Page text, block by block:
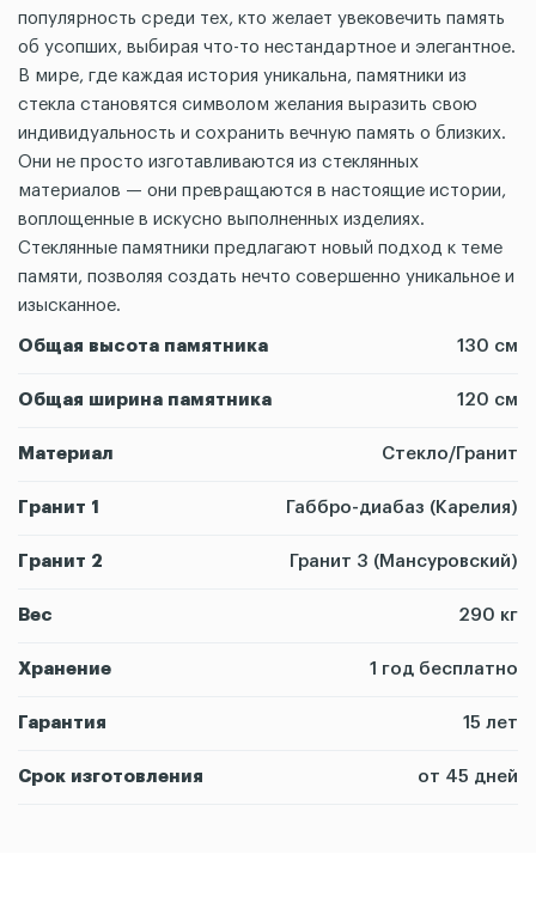
популярность среди тех, кто желает увековечить память
об усопших, выбирая что-то нестандартное и элегантное.
В мире, где каждая история уникальна, памятники из
стекла становятся символом желания выразить свою
индивидуальность и сохранить вечную память о близких.
Они не просто изготавливаются из стеклянных
материалов — они превращаются в настоящие истории,
воплощенные в искусно выполненных изделиях.
Стеклянные памятники предлагают новый подход к теме
памяти, позволяя создать нечто совершенно уникальное и
изысканное.
Общая высота памятника 130 см
Общая ширина памятника 120 см
Материал Стекло/Гранит
Гранит 1 Габбро-диабаз (Карелия)
Гранит 2 Гранит 3 (Мансуровский)
Вес 290 кг
Хранение 1 год бесплатно
Гарантия 15 лет
Срок изготовления от 45 дней